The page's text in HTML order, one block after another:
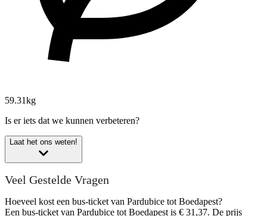
59.31kg
Is er iets dat we kunnen verbeteren?
Laat het ons weten!
Veel Gestelde Vragen
Hoeveel kost een bus-ticket van Pardubice tot Boedapest?
Een bus-ticket van Pardubice tot Boedapest is € 31,37. De prijs